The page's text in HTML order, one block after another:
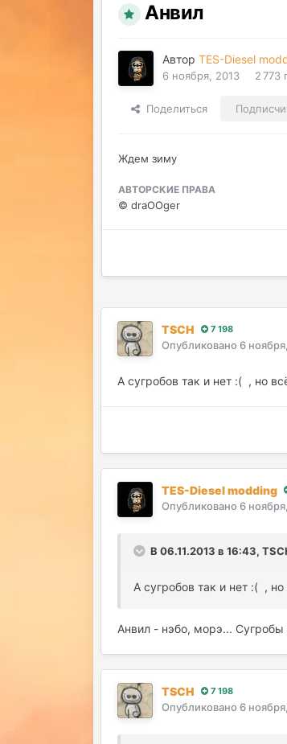
Анвил
Автор TES-Diesel
6 ноября, 2013 2 773
Поделиться
Ждем зиму
АВТОРСКИЕ ПРАВА
© draOOger
TSCH 7 198
Опубликовано 6
А сугробов так и нет :( , но
TES-Diesel modding
Опубликовано 6
В 06.11.2013 в 16:43,
А сугробов так и нет :( ,
Анвил - нэбо, морэ...
TSCH 7 198
Опубликовано 6